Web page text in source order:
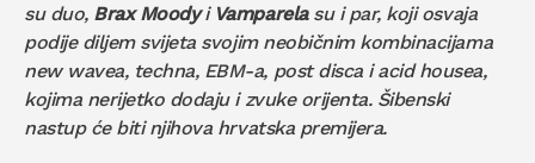
su duo, Brax Moodyi Vamparelasu i par, koji osvaja
podije diljem svijeta svojim neobičnim kombinacijama
new wavea, techna, EBM-a, post disca i acid housea,
kojima nerijetko dodaju i zvuke orijenta. Šibenski
nastup će biti njihova hrvatska premijera.